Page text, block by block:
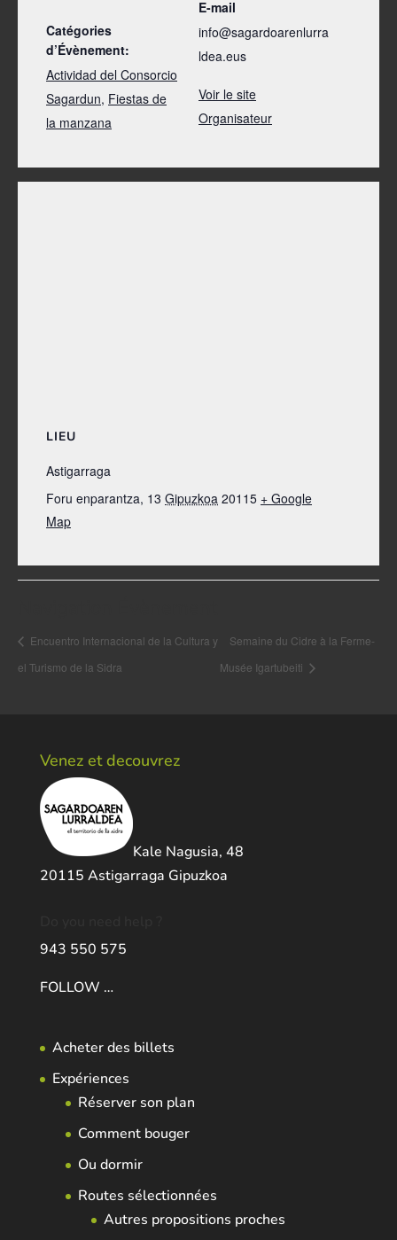
Catégories
d’Évènement:
Actividad del Consorcio
Sagardun, Fiestas de
la manzana
E-mail
info@sagardoarenlurra
ldea.eus
Voir le site
Organisateur
LIEU
Astigarraga
Foru enparantza, 13 Gipuzkoa 20115 + Google
Map
Encuentro Internacional de la Cultura y
el Turismo de la Sidra
Semaine du Cidre à la Ferme-
Musée Igartubeiti
Venez et decouvrez
Kale Nagusia, 48
20115 Astigarraga Gipuzkoa
943 550 575
FOLLOW …
Acheter des billets
Expériences
Réserver son plan
Comment bouger
Ou dormir
Routes sélectionnées
Autres propositions proches